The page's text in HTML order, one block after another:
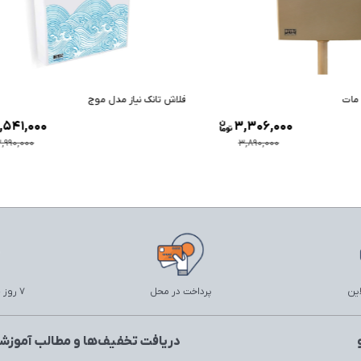
مدل موج
2,990,000
2,541,000
فلاش تانک نیاز مدل آران
پرداخت در محل 7 روز ضمانت بازگشت
دریافت تخفیف‌ها و مطالب